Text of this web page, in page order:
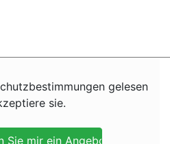
gelesen
sie.